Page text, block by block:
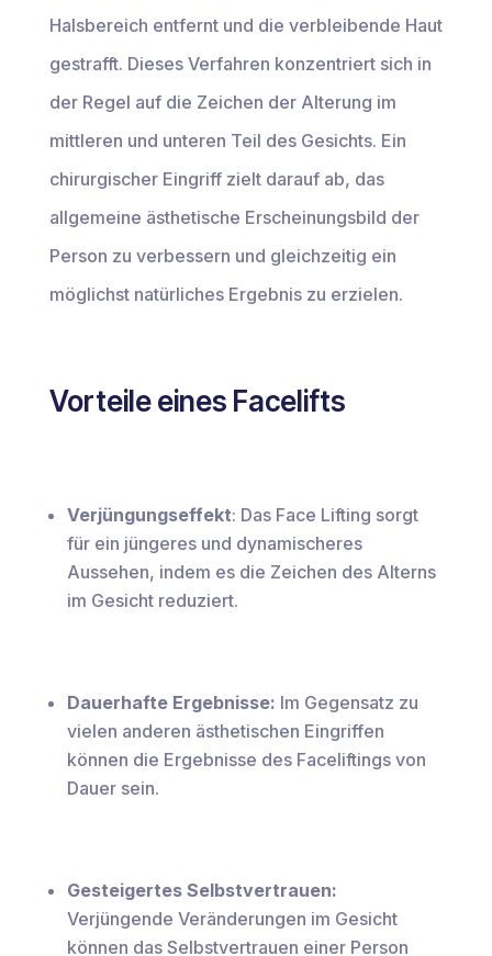
Halsbereich entfernt und die verbleibende Haut
gestrafft. Dieses Verfahren konzentriert sich in
der Regel auf die Zeichen der Alterung im
mittleren und unteren Teil des Gesichts. Ein
chirurgischer Eingriff zielt darauf ab, das
allgemeine ästhetische Erscheinungsbild der
Person zu verbessern und gleichzeitig ein
möglichst natürliches Ergebnis zu erzielen.
Vorteile eines Facelifts
Verjüngungseffekt: Das Face Lifting sorgt
für ein jüngeres und dynamischeres
Aussehen, indem es die Zeichen des Alterns
im Gesicht reduziert.
Dauerhafte Ergebnisse: Im Gegensatz zu
vielen anderen ästhetischen Eingriffen
können die Ergebnisse des Faceliftings von
Dauer sein.
Gesteigertes Selbstvertrauen:
Verjüngende Veränderungen im Gesicht
können das Selbstvertrauen einer Person